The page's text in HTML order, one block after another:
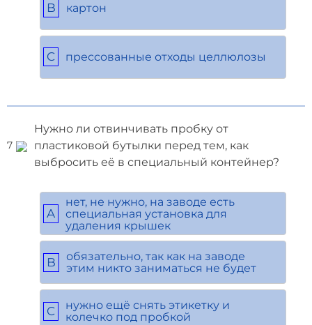
B картон
C прессованные отходы целлюлозы
7
Нужно ли отвинчивать пробку от
пластиковой бутылки перед тем, как
выбросить её в специальный контейнер?
A
нет, не нужно, на заводе есть
специальная установка для
удаления крышек
B
обязательно, так как на заводе
этим никто заниматься не будет
C
нужно ещё снять этикетку и
колечко под пробкой